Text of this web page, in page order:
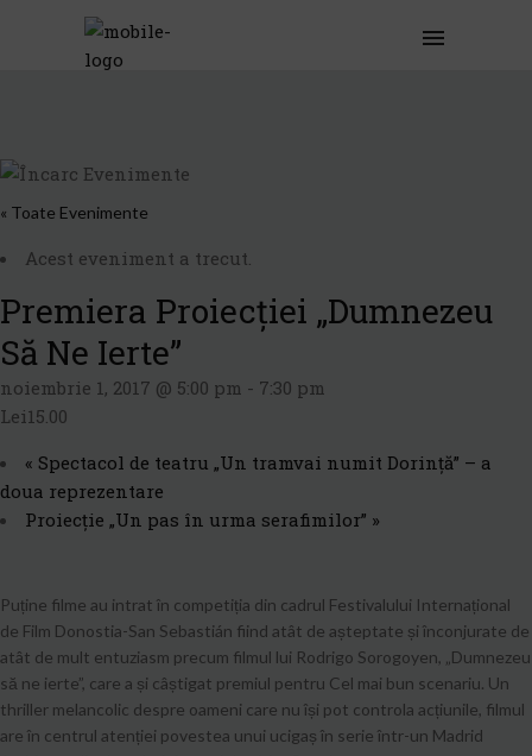
« Toate Evenimente
Acest eveniment a trecut.
Premiera Proiecției „Dumnezeu
Să Ne Ierte”
noiembrie 1, 2017 @ 5:00 pm - 7:30 pm
Lei15.00
« Spectacol de teatru „Un tramvai numit Dorință” – a
doua reprezentare
Proiecție „Un pas în urma serafimilor” »
Puține filme au intrat în competiția din cadrul Festivalului Internațional
de Film Donostia-San Sebastián fiind atât de așteptate și înconjurate de
atât de mult entuziasm precum filmul lui Rodrigo Sorogoyen, „Dumnezeu
să ne ierte”, care a și câștigat premiul pentru Cel mai bun scenariu. Un
thriller melancolic despre oameni care nu își pot controla acțiunile, filmul
are în centrul atenției povestea unui ucigaș în serie într-un Madrid